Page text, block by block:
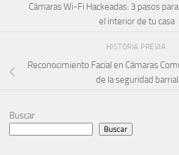
Cámaras Wi-Fi Hackeadas: 3 pasos
el interior de tu casa
HISTORIA PREVIA
Reconocimiento Facial en Cámaras
de la seguridad barrial
Buscar
Buscar